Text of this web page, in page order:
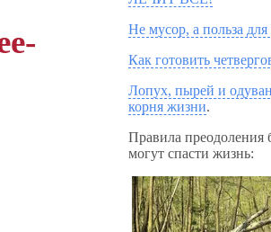
Не мусор, а польза для
Как готовить
Лопух, пырей и
корня жизни.
Правила преодоления
могут спасти жизнь: